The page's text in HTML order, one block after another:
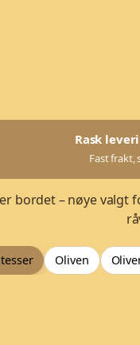
Rask
Fast frakt,
bordet – nøye valgt
Oliven